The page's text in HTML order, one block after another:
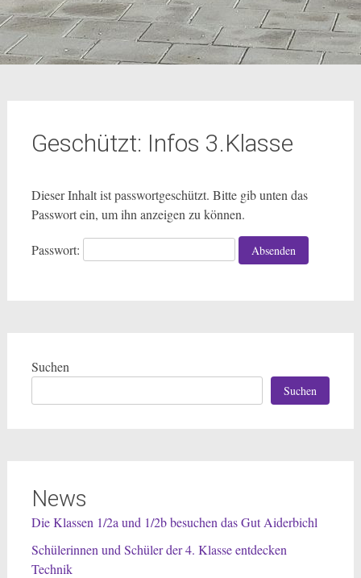
Geschützt: Infos 3.Klasse
Dieser Inhalt ist passwortgeschützt. Bitte gib unten das
Passwort ein, um ihn anzeigen zu können.
Passwort:
Suchen
Suchen
News
Die Klassen 1/2a und 1/2b besuchen das Gut Aiderbichl
Schülerinnen und Schüler der 4. Klasse entdecken
Technik